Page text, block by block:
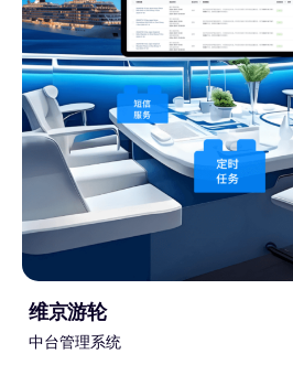
维京游轮
中台管理系统